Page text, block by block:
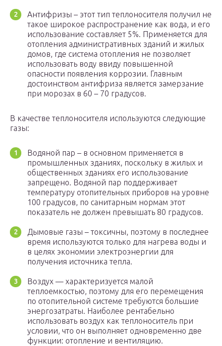
Антифризы – этот тип теплоносителя получил не
такое широкое распространение как вода, и его
использование составляет 5%. Применяется для
отопления административных зданий и жилых
домов, где система отопления не позволяет
использовать воду ввиду повышенной
опасности появления коррозии. Главным
достоинством антифриза является замерзание
при морозах в 60 – 70 градусов.
В качестве теплоносителя используются следующие
газы:
Водяной пар – в основном применяется в
промышленных зданиях, поскольку в жилых и
общественных зданиях его использование
запрещено. Водяной пар поддерживает
температуру отопительных приборов на уровне
100 градусов, по санитарным нормам этот
показатель не должен превышать 80 градусов.
Дымовые газы – токсичны, поэтому в последнее
время используются только для нагрева воды и
в целях экономии электроэнергии для
получения источника тепла.
Воздух — характеризуется малой
теплоемкостью, поэтому для его перемещения
по отопительной системе требуются большие
энергозатраты. Наиболее рентабельно
использовать воздух как теплоноситель при
условии, что он выполняет одновременно две
функции: отопление и вентиляцию.